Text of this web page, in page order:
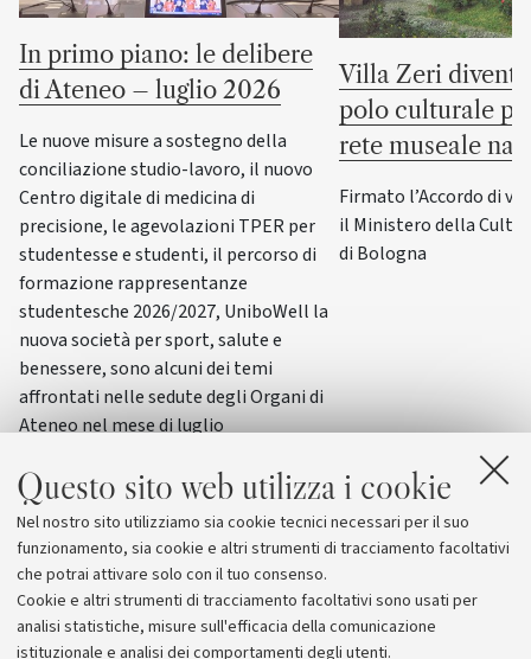
Questo sito web utilizza i cookie
Nel nostro sito utilizziamo sia cookie tecnici necessari per il suo
funzionamento, sia cookie e altri strumenti di tracciamento facoltativi
che potrai attivare solo con il tuo consenso.
Cookie e altri strumenti di tracciamento facoltativi sono usati per
analisi statistiche, misure sull'efficacia della comunicazione
istituzionale e analisi dei comportamenti degli utenti.
In primo piano: le delibere
di Ateneo – luglio 2026
Le nuove misure a sostegno della
conciliazione studio-lavoro, il nuovo
Centro digitale di medicina di
precisione, le agevolazioni TPER per
studentesse e studenti, il percorso di
formazione rappresentanze
studentesche 2026/2027, UniboWell la
nuova società per sport, salute e
benessere, sono alcuni dei temi
affrontati nelle sedute degli Organi di
Ateneo nel mese di luglio
Villa Zeri
polo culturale
rete museale
Firmato l’Accordo di
il Ministero della
di Bologna